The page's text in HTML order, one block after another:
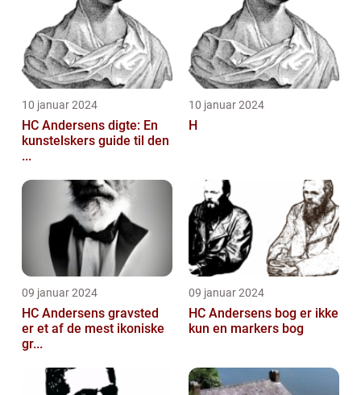
10 januar 2024
HC Andersens digte: En
kunstelskers guide til den
...
10 januar 2024
H
09 januar 2024
HC Andersens gravsted
er et af de mest ikoniske
gr...
09 januar 2024
HC Andersens bog er ikke
kun en markers bog